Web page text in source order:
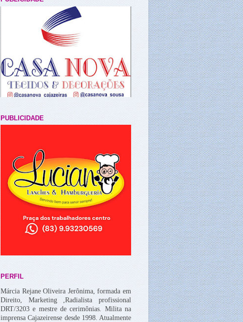
PUBLICIDADE
PERFIL
Márcia Rejane Oliveira Jerônima, formada em
Direito, Marketing ,Radialista profissional
DRT/3203 e mestre de cerimônias. Milita na
imprensa Cajazeirense desde 1998. Atualmente